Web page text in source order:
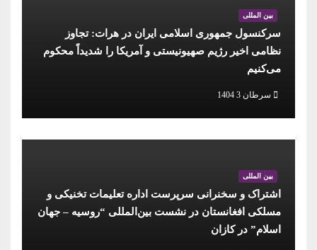
بین المللی
سرکنسول جمهوری اسلامی ایران در هرات: تجاوز
نظامی اخیر رژیم صهیونیستی و آمریکا را شدیداً محکوم
می‌کنیم
سرطان 3 1404
بین المللی
اشتراک و سخنرانی سرپرست اداره تعلیمات تخنیکی و
مسلکی افغانستان در نشست بین‌المللی “روسیه – جهان
اسلام” در کازان